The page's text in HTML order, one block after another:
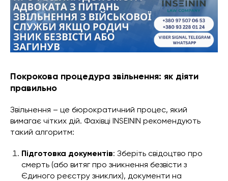
Покрокова процедура звільнення: як діяти
правильно
Звільнення – це бюрократичний процес, який
вимагає чітких дій. Фахівці INSEININ рекомендують
такий алгоритм:
Підготовка документів: Зберіть свідоцтво про
смерть (або витяг про зникнення безвісти з
Єдиного реєстру зниклих), документи на